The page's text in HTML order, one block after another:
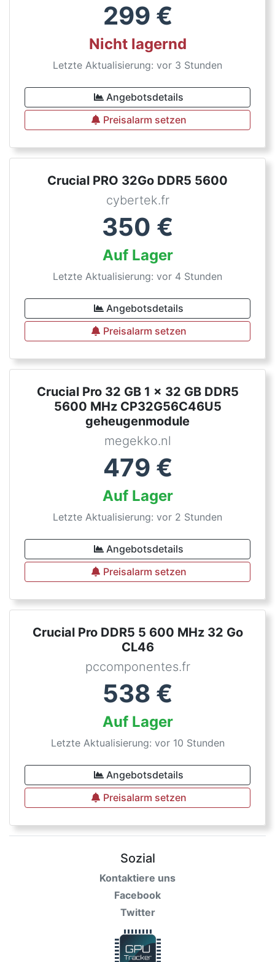
299 €
Nicht lagernd
Letzte Aktualisierung: vor 3 Stunden
Angebotsdetails
Preisalarm setzen
Crucial PRO 32Go DDR5 5600
cybertek.fr
350 €
Auf Lager
Letzte Aktualisierung: vor 4 Stunden
Angebotsdetails
Preisalarm setzen
Crucial Pro 32 GB 1 x 32 GB DDR5
5600 MHz CP32G56C46U5
geheugenmodule
megekko.nl
479 €
Auf Lager
Letzte Aktualisierung: vor 2 Stunden
Angebotsdetails
Preisalarm setzen
Crucial Pro DDR5 5 600 MHz 32 Go
CL46
pccomponentes.fr
538 €
Auf Lager
Letzte Aktualisierung: vor 10 Stunden
Angebotsdetails
Preisalarm setzen
Sozial
Kontaktiere uns
Facebook
Twitter